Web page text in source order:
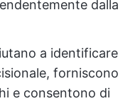
dalla
a identificare
forniscono
e consentono di